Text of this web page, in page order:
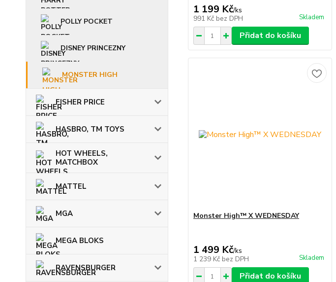
POLLY POCKET
DISNEY PRINCEZNY
MONSTER HIGH
FISHER PRICE
HASBRO, TM TOYS
HOT WHEELS,
MATCHBOX
MATTEL
MGA
MEGA BLOKS
RAVENSBURGER
1 199 Kč/ks
991 Kč bez DPH Skladem
Přidat do košíku
Monster High™ X WEDNESDAY
1 499 Kč/ks
1 239 Kč bez DPH Skladem
Přidat do košíku